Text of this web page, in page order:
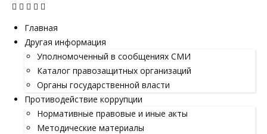
Главная
Другая информация
Уполномоченный в сообщениях СМИ
Каталог правозащитных организаций
Органы государственной власти
Противодействие коррупции
Нормативные правовые и иные акты
Методические материалы